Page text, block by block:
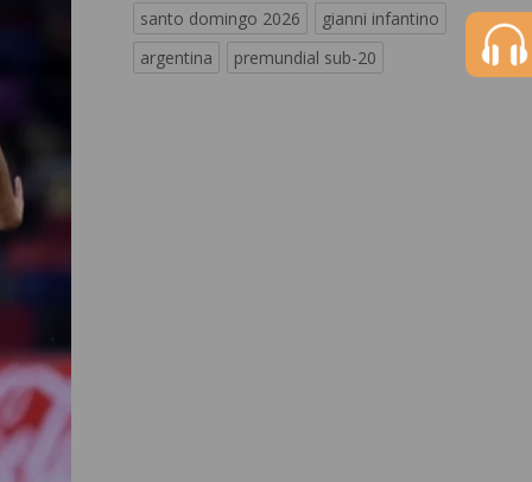
santo domingo 2026
gianni infantino
argentina
premundial sub-20